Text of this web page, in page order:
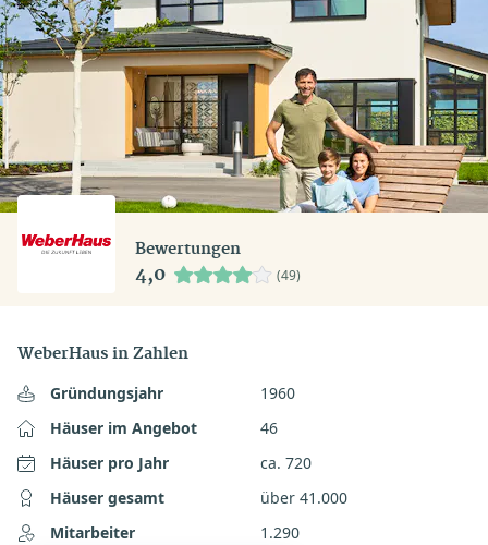
Bewertungen
4,0 (49)
WeberHaus in Zahlen
Gründungsjahr
1960
Häuser im Angebot
46
Häuser pro Jahr
ca. 720
Häuser gesamt
über 41.000
Mitarbeiter
1.290